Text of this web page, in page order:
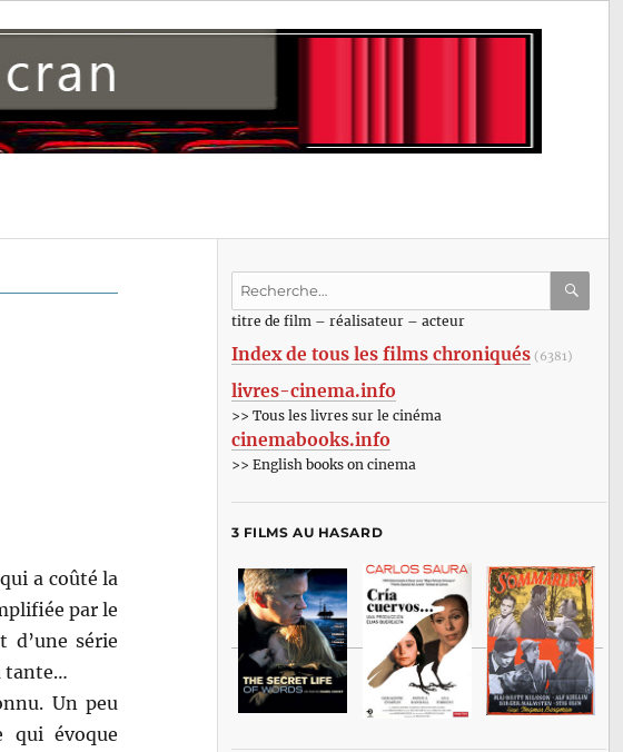
a coûté la
par le
d’une série
tante…
Un peu
qui évoque
Recherche
:titre de film – réalisateur – acteur
Index de tous les films chroniqués (6381)
livres-cinema.info
>> Tous les livres sur le cinéma
cinemabooks.info
>> English books on cinema
3 FILMS AU HASARD